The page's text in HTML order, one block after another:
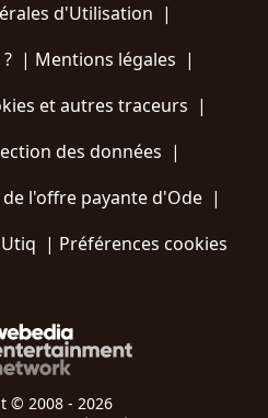
d'Utilisation |
| Mentions légales |
et autres traceurs |
des données |
l'offre payante d'Ode |
| Préférences cookies
© 2008 - 2026